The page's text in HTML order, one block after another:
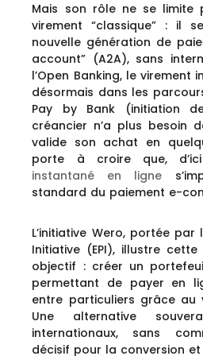
Mais son rôle ne se limite
virement “classique” : il
nouvelle génération de
account” (A2A), sans
l’Open Banking, le virement
désormais dans les
Pay by Bank (initiation
créancier n’a plus besoin
valide son achat en
porte à croire que,
instantané en ligne
standard du paiement e-
L’initiative Wero, portée par
Initiative (EPI), illustre
objectif : créer un
permettant de payer en
entre particuliers grâce au
Une alternative
internationaux, sans
décisif pour la conversion